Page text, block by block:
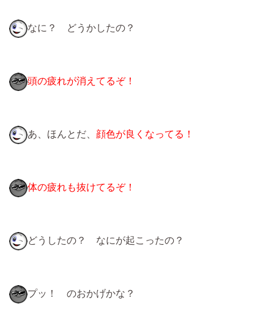
なに？ どうかしたの？
頭の疲れが消えてるぞ！
あ、ほんとだ、 顔色が良くなってる！
体の疲れも抜けてるぞ！
どうしたの？ なにが起こったの？
プッ！ のおかげかな？